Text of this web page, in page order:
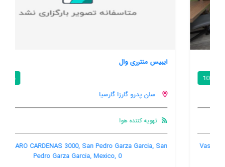
ایبیس منترری وال
سان پدرو گارزا گارسیا
تهویه کننده هوا
AVE. LAZARO CARDENAS 3000, San Pedro Garza Garcia, San
Pedro Garza Garcia, Mexico, 0